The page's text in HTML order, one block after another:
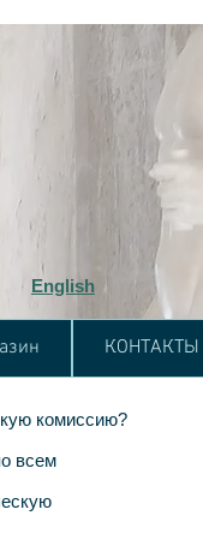
English
КОНТАКТЫ
комиссию?
всем